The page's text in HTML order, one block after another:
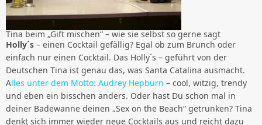
Tina beim „Gift mischen“ – wie sie selbst so gerne sagt
Holly´s – einen Cocktail gefällig? Egal ob zum Brunch oder
einfach nur einen Cocktail. Das Holly´s – geführt von der
Deutschen Tina ist genau das, was Santa Catalina ausmacht.
Alles unter dem Motto: Audrey Hepburn – cool, witzig, trendy
und eben ein bisschen anders. Oder hast Du schon mal in
deiner Badewanne deinen „Sex on the Beach“ getrunken? Tina
denkt sich immer wieder neue Cocktails aus und reicht dazu